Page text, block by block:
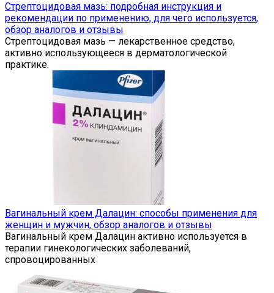
Стрептоцидовая мазь: подробная инструкция и
рекомендации по применению, для чего используется,
обзор аналогов и отзывы
Стрептоцидовая мазь — лекарственное средство,
активно использующееся в дерматологической
практике.
Вагинальный крем Далацин: способы применения для
женщин и мужчин, обзор аналогов и отзывы
Вагинальный крем Далацин активно используется в
терапии гинекологических заболеваний,
спровоцированных